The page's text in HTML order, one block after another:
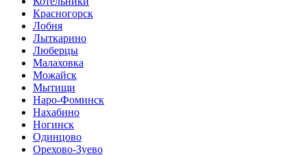
Красногорск
Лобня
Лыткарино
Люберцы
Малаховка
Можайск
Мытищи
Наро-Фоминск
Нахабино
Ногинск
Одинцово
Орехово-Зуево